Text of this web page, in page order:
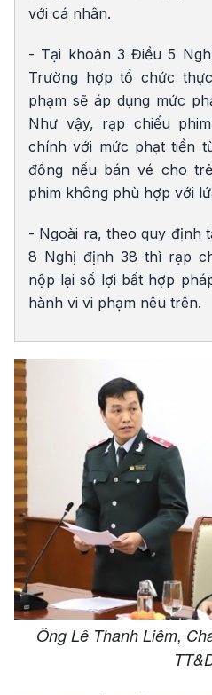
với cá nhân.
- Tại khoản 3 Điều 5
Trường hợp tổ chức
phạm sẽ áp dụng mức
Như vậy, rạp chiếu
chính với mức phạt tiền
đồng nếu bán vé cho
phim không phù hợp với
- Ngoài ra, theo quy định
8 Nghị định 38 thì rạp
nộp lại số lợi bất hợp
hành vi vi phạm nêu trên.
Ông Lê Thanh Liêm,